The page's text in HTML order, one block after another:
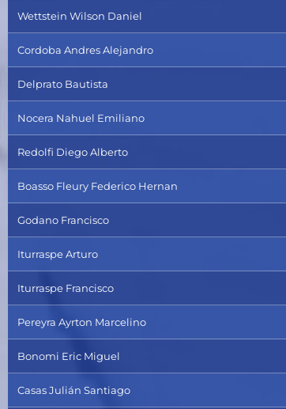
Wettstein Wilson Daniel
Cordoba Andres Alejandro
Delprato Bautista
Nocera Nahuel Emiliano
Redolfi Diego Alberto
Boasso Fleury Federico Hernan
Godano Francisco
Iturraspe Arturo
Iturraspe Francisco
Pereyra Ayrton Marcelino
Bonomi Eric Miguel
Casas Julián Santiago